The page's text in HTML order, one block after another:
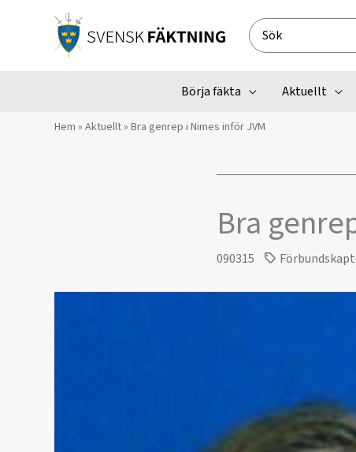
Search
for:
Börja fäkta Aktuellt
Hem » Aktuellt» Bra genrep i Nimes inför JVM
Bra
090315